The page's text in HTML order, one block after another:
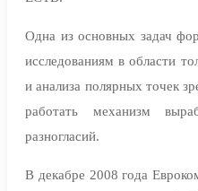
Одна из основных задач
исследованиям в области
и анализа полярных точек
работать механизм
разногласий.
В декабре 2008 года